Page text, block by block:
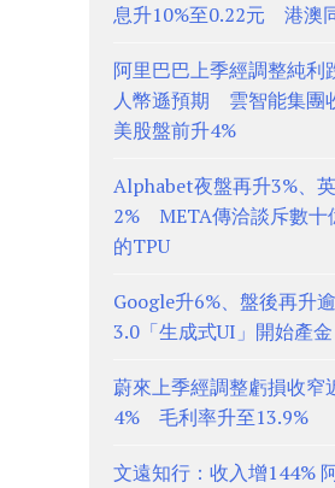
息升10%至0.22元 港澳
阿里巴巴上季經調整純利
人幣遜預期 雲智能集團
美股盤前升4%
Alphabet夜盤再升3%、
2% META傳洽談斥數十
的TPU
Google升6%、盤後再升
3.0「生成式UI」開始產金
蔚來上季經調整虧損收窄
4% 毛利率升至13.9%
文遠知行：收入增144%